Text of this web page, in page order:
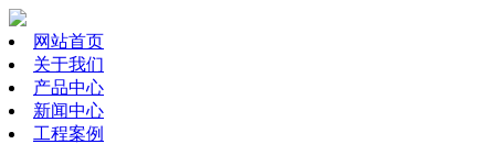
网站首页
关于我们
产品中心
新闻中心
工程案例